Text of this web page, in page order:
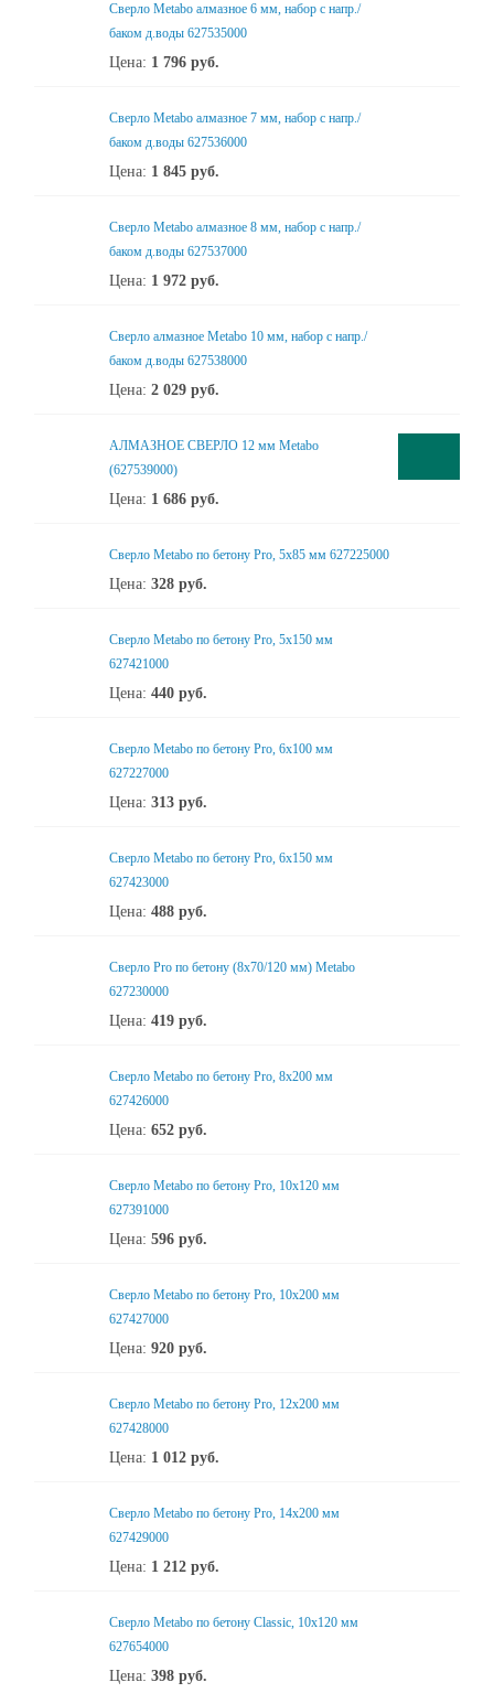
Сверло Metabo алмазное 6 мм, набор с напр./
баком д.воды 627535000
Цена: 1 796 руб.
Сверло Metabo алмазное 7 мм, набор с напр./
баком д.воды 627536000
Цена: 1 845 руб.
Сверло Metabo алмазное 8 мм, набор с напр./
баком д.воды 627537000
Цена: 1 972 руб.
Сверло алмазное Metabo 10 мм, набор с напр./
баком д.воды 627538000
Цена: 2 029 руб.
АЛМАЗНОЕ СВЕРЛО 12 мм Metabo
(627539000)
Цена: 1 686 руб.
Сверло Metabo по бетону Pro, 5х85 мм 627225000
Цена: 328 руб.
Сверло Metabo по бетону Pro, 5х150 мм
627421000
Цена: 440 руб.
Сверло Metabo по бетону Pro, 6х100 мм
627227000
Цена: 313 руб.
Сверло Metabo по бетону Pro, 6х150 мм
627423000
Цена: 488 руб.
Сверло Pro по бетону (8х70/120 мм) Metabo
627230000
Цена: 419 руб.
Сверло Metabo по бетону Pro, 8х200 мм
627426000
Цена: 652 руб.
Сверло Metabo по бетону Pro, 10х120 мм
627391000
Цена: 596 руб.
Сверло Metabo по бетону Pro, 10х200 мм
627427000
Цена: 920 руб.
Сверло Metabo по бетону Pro, 12х200 мм
627428000
Цена: 1 012 руб.
Сверло Metabo по бетону Pro, 14х200 мм
627429000
Цена: 1 212 руб.
Сверло Metabo по бетону Classic, 10х120 мм
627654000
Цена: 398 руб.